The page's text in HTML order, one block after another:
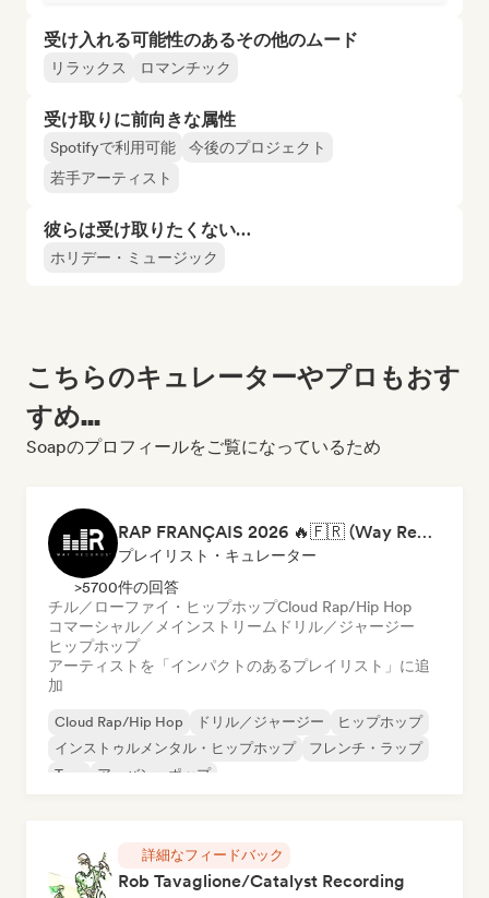
受け入れる可能性のあるその他のムード
リラックス ロマンチック
受け取りに前向きな属性
Spotifyで利用可能
今後のプロジェクト
若手アーティスト
彼らは受け取りたくない…
ホリデー・ミュージック
こちらのキュレーターやプロもおす
すめ...
Soapのプロフィールをご覧になっているため
RAP FRANÇAIS 2026 🔥🇫🇷 (Way Records)
プレイリスト・キュレーター
>5700件の回答
チル／ローファイ・ヒップホップCloud Rap/Hip Hop
コマーシャル／メインストリーム ドリル／ジャージー
ヒップホップ
アーティストを「インパクトのあるプレイリスト」に追
加
Cloud Rap/Hip Hop ドリル／ジャージー
ヒップホップ
インストゥルメンタル・ヒップホップ
フレンチ・ラップ
Trap
アーバン・ポップ
詳細なフィードバック
Rob Tavaglione/Catalyst Recording